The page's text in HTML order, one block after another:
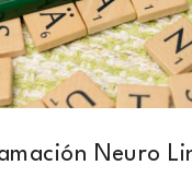
Neuro